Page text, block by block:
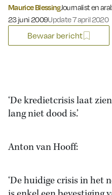
Maurice BlessingJournalist en
Gepubliceerd op:
23 juni 2009Update 7 april 2020
Bewaar bericht
‘De kredietcrisis laat
lang niet dood is.’
Anton van Hooff:
‘De huidige crisis in het